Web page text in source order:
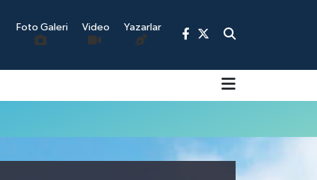
Foto Galeri Video Yazarlar